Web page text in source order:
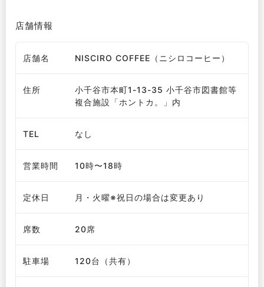
店舗情報
店舗名 NISCIRO COFFEE（ニシロコーヒー）
住所
小千谷市本町1-13-35 小千谷市図書館等
複合施設「ホントカ。」内
TEL なし
営業時間 10時〜18時
定休日 月・火曜※祝日の場合は変更あり
席数 20席
駐車場 120台（共有）